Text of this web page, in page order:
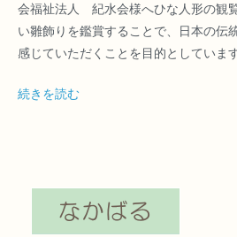
会福祉法人 紀水会様へひな人形の観
い雛飾りを鑑賞することで、日本の伝
感じていただくことを目的としてい
続きを読む